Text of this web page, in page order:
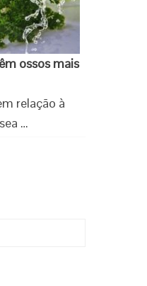
ossos mais
relação à
…